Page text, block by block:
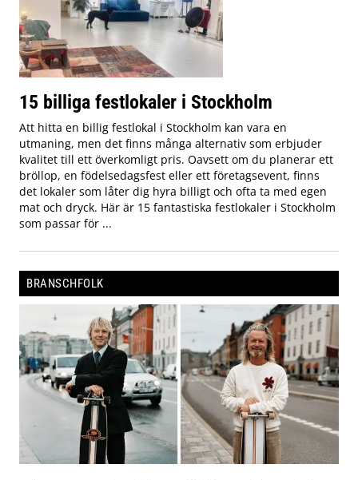
15 billiga festlokaler i Stockholm
Att hitta en billig festlokal i Stockholm kan vara en
utmaning, men det finns många alternativ som erbjuder
kvalitet till ett överkomligt pris. Oavsett om du planerar ett
bröllop, en födelsedagsfest eller ett företagsevent, finns
det lokaler som låter dig hyra billigt och ofta ta med egen
mat och dryck. Här är 15 fantastiska festlokaler i Stockholm
som passar för ...
BRANSCHFOLK